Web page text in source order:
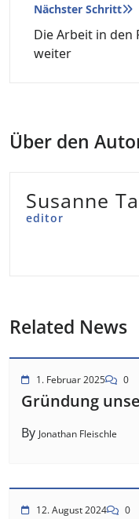
Nächster Schritt
Die Arbeit in
weiter
Über den
Susanne
editor
Related News
1. Februar 2025 0
Gründung
By Jonathan Fleischle
12. August 2024 0